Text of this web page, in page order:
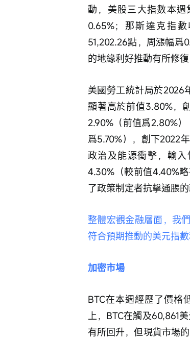
動，美股三大指數本週
0.65%；那斯達克指
51,202.26點，周漲幅爲
的地緣利好推動有所修
美國勞工統計局於2026
顯著高於前值3.80%，
2.90%（前值爲2.80%
爲5.70%），創下2022
政治及能源衝擊，輸
4.30%（較前值4.40%
了政策制定者抗擊通脹
整體宏觀金融層面，我
符合預期推動的美元指
加密市場
BTC在本週經歷了價格
上，BTC在觸及60,861
有所回升，但現貨市場